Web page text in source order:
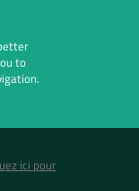
to
ici pour